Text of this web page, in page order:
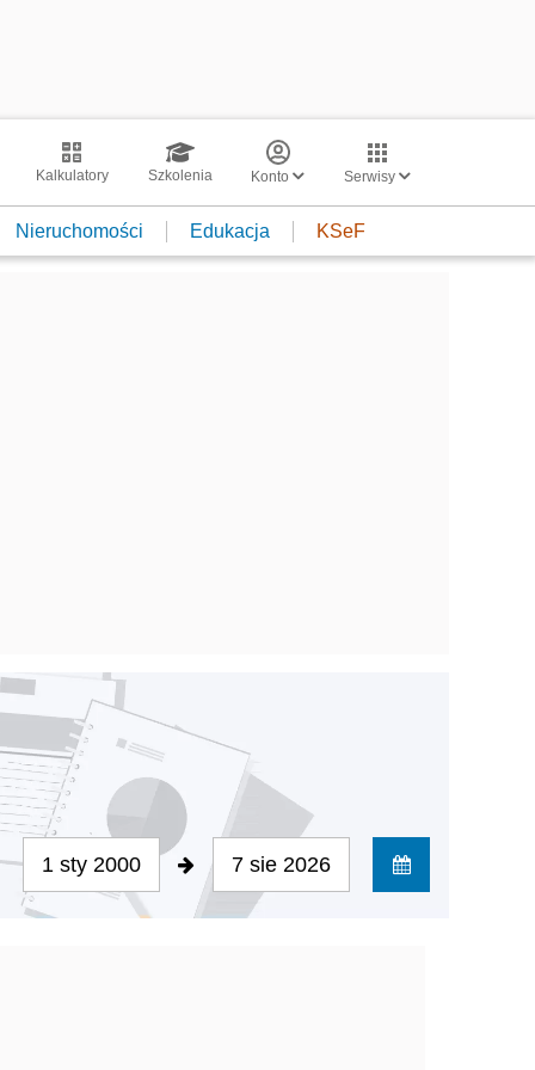
Kalkulatory Szkolenia Konto Serwisy
Nieruchomości Edukacja KSeF
1 sty 2000 7 sie 2026